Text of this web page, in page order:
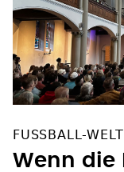
FUSSBALL-
Wenn die